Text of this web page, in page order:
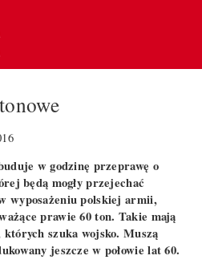
w godzinę przeprawę o
będą mogły przejechać
wyposażeniu polskiej armii,
prawie 60 ton. Takie mają
których szuka wojsko. Muszą
jeszcze w połowie lat 60.